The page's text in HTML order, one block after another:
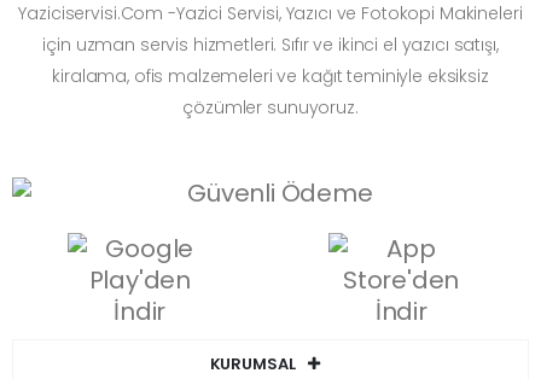
Yaziciservisi.Com -Yazici Servisi, Yazıcı ve Fotokopi Makineleri
için uzman servis hizmetleri. Sıfır ve ikinci el yazıcı satışı,
kiralama, ofis malzemeleri ve kağıt teminiyle eksiksiz
çözümler sunuyoruz.
KURUMSAL